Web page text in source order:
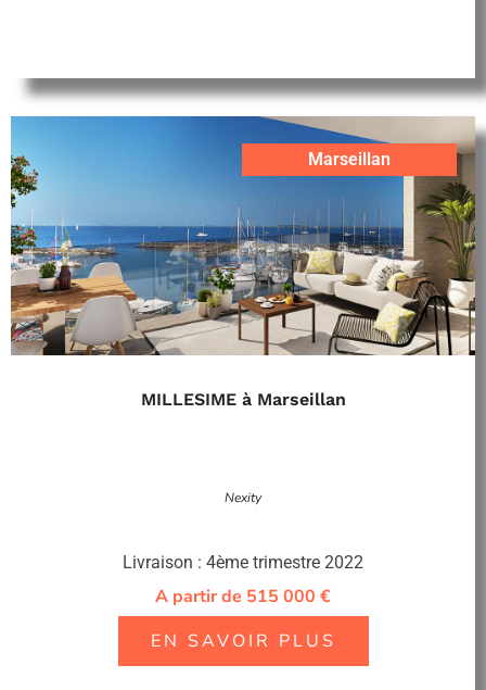
Marseillan
MILLESIME à Marseillan
Nexity
Livraison : 4ème trimestre 2022
A partir de 515 000 €
EN SAVOIR PLUS